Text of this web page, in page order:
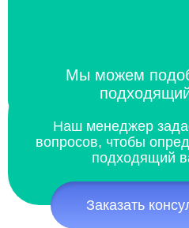
Мы можем
Наш менеджер
вопросов, чтобы
подходящий
Заказать